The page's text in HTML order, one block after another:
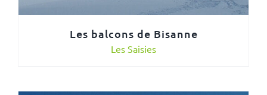
Les balcons de Bisanne
Les Saisies